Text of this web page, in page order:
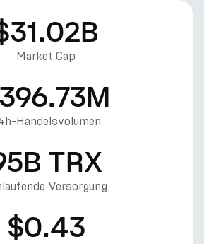
Market Cap
Handelsvolumen
TRX
Versorgung
$0.43